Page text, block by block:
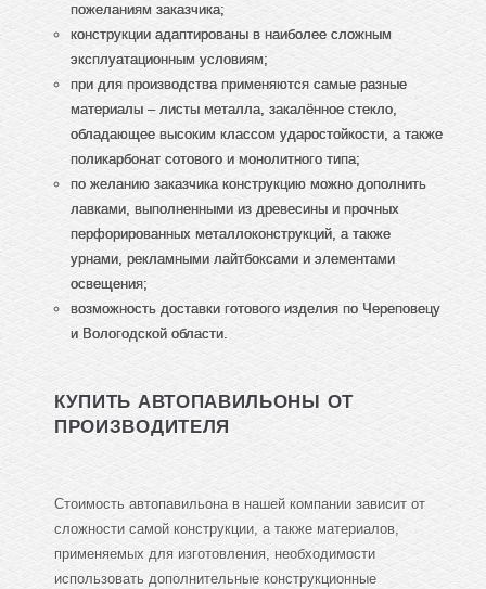
пожеланиям заказчика;
конструкции адаптированы в наиболее сложным
эксплуатационным условиям;
при для производства применяются самые разные
материалы – листы металла, закалённое стекло,
обладающее высоким классом ударостойкости, а также
поликарбонат сотового и монолитного типа;
по желанию заказчика конструкцию можно дополнить
лавками, выполненными из древесины и прочных
перфорированных металлоконструкций, а также
урнами, рекламными лайтбоксами и элементами
освещения;
возможность доставки готового изделия по Череповецу
и Вологодской области.
КУПИТЬ АВТОПАВИЛЬОНЫ ОТ
ПРОИЗВОДИТЕЛЯ
Стоимость автопавильона в нашей компании зависит от
сложности самой конструкции, а также материалов,
применяемых для изготовления, необходимости
использовать дополнительные конструкционные